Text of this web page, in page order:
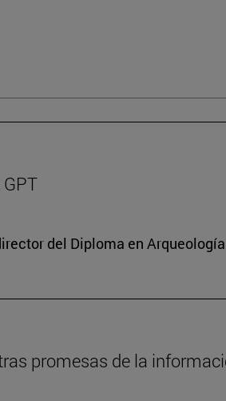
del Diploma en Arqueología
promesas de la